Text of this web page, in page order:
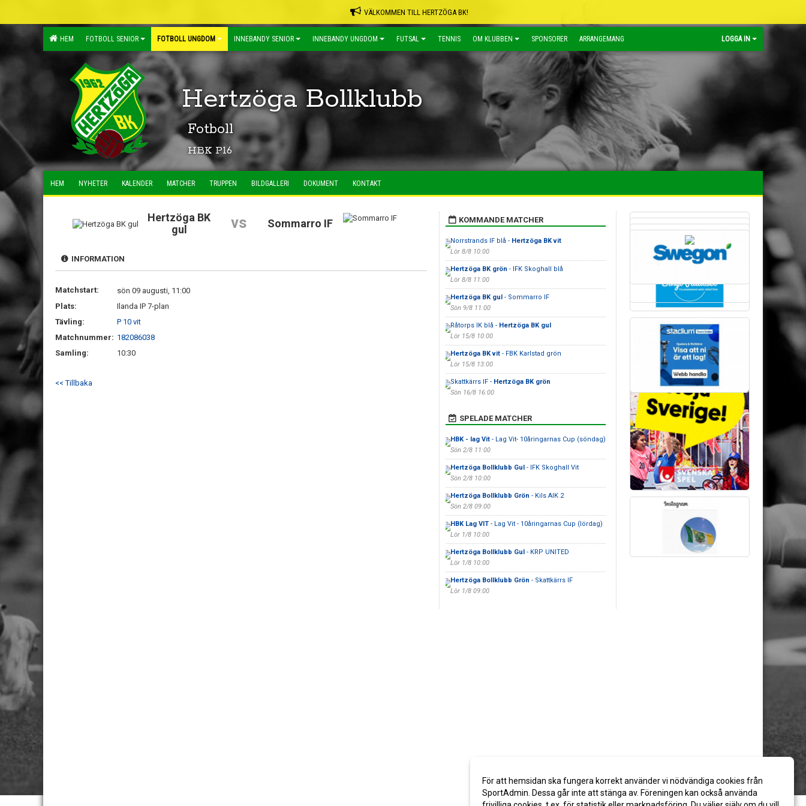
VÄLKOMMEN TILL HERTZÖGA BK!
HEM FOTBOLL SENIOR FOTBOLL UNGDOM INNEBANDY SENIOR INNEBANDY UNGDOM FUTSAL TENNIS OM KLUBBEN SPONSORER ARRANGEMANG LOGGA IN
Hertzöga Bollklubb
Fotboll
HBK P16
HEM NYHETER KALENDER MATCHER TRUPPEN BILDGALLERI DOKUMENT KONTAKT
Hertzöga BK
gul
vs Sommarro IF
INFORMATION
Matchstart:
sön 09 augusti, 11:00
Plats:
Ilanda IP 7-plan
Tävling:
P 10 vit
Matchnummer: 182086038
Samling:
10:30
<< Tillbaka
KOMMANDE MATCHER
Norrstrands IF blå - Hertzöga BK vit
Lör 8/8 10:00
Hertzöga BK grön - IFK Skoghall blå
Lör 8/8 11:00
Hertzöga BK gul- Sommarro IF
Sön 9/8 11:00
Råtorps IK blå - Hertzöga BK gul
Lör 15/8 10:00
Hertzöga BK vit- FBK Karlstad grön
Lör 15/8 13:00
Skattkärrs IF - Hertzöga BK grön
Sön 16/8 16:00
SPELADE MATCHER
HBK - lag Vit- Lag Vit- 10åringarnas Cup (söndag)
Sön 2/8 11:00
Hertzöga Bollklubb Gul- IFK Skoghall Vit
Sön 2/8 10:00
Hertzöga Bollklubb Grön - Kils AIK 2
Sön 2/8 09:00
HBK Lag VIT- Lag Vit - 10åringarnas Cup (lördag)
Lör 1/8 10:00
Hertzöga Bollklubb Gul- KRP UNITED
Lör 1/8 10:00
Hertzöga Bollklubb Grön - Skattkärrs IF
Lör 1/8 09:00
För att hemsidan ska fungera korrekt använder vi nödvändiga cookies från
SportAdmin. Dessa går inte att stänga av. Föreningen kan också använda